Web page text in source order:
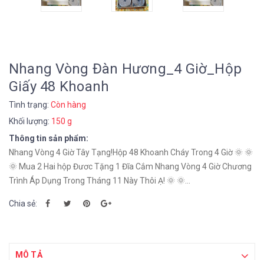
Nhang Vòng Đàn Hương_4 Giờ_Hộp
Giấy 48 Khoanh
Tình trạng: Còn hàng
Khối lượng: 150 g
Thông tin sản phẩm:
Nhang Vòng 4 Giờ Tây Tạng!Hộp 48 Khoanh Cháy Trong 4 Giờ 🌞 🌞
🌞 Mua 2 Hai hộp Đươc Tặng 1 Đĩa Cắm Nhang Vòng 4 Giờ Chương
Trình Áp Dụng Trong Tháng 11 Này Thôi Ạ! 🌞 🌞...
Chia sẻ:
MÔ TẢ